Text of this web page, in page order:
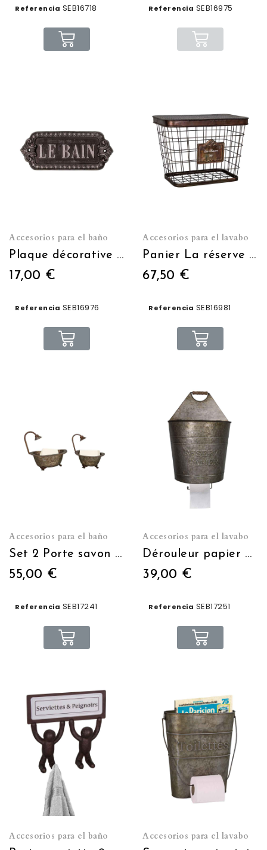
Referencia SEB16718 Referencia SEB16975
Accesorios para el baño
Plaque décorative Le bain
17,00 €
Referencia SEB16976
Accesorios para el lavabo
Panier La réserve WC (petit modèle)
67,50 €
Referencia SEB16981
Accesorios para el baño
Set 2 Porte savon baignoire en zinc
55,00 €
Referencia SEB17241
Accesorios para el lavabo
Dérouleur papier avec réserve papier
39,00 €
Referencia SEB17251
Accesorios para el baño Accesorios para el lavabo